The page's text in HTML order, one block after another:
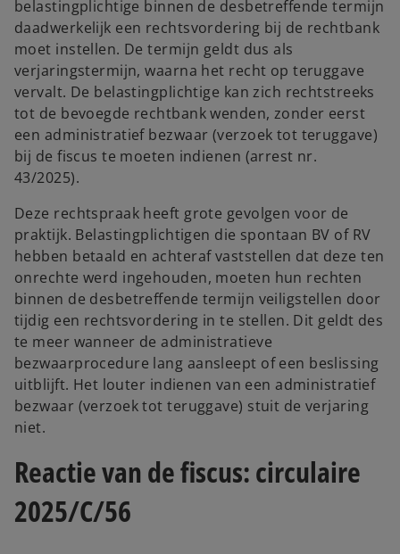
belastingplichtige binnen de desbetreffende termijn
daadwerkelijk een rechtsvordering bij de rechtbank
moet instellen. De termijn geldt dus als
verjaringstermijn, waarna het recht op teruggave
vervalt. De belastingplichtige kan zich rechtstreeks
tot de bevoegde rechtbank wenden, zonder eerst
een administratief bezwaar (verzoek tot teruggave)
bij de fiscus te moeten indienen (arrest nr.
43/2025).
Deze rechtspraak heeft grote gevolgen voor de
praktijk. Belastingplichtigen die spontaan BV of RV
hebben betaald en achteraf vaststellen dat deze ten
onrechte werd ingehouden, moeten hun rechten
binnen de desbetreffende termijn veiligstellen door
tijdig een rechtsvordering in te stellen. Dit geldt des
te meer wanneer de administratieve
bezwaarprocedure lang aansleept of een beslissing
uitblijft. Het louter indienen van een administratief
bezwaar (verzoek tot teruggave) stuit de verjaring
niet.
Reactie van de fiscus: circulaire
2025/C/56